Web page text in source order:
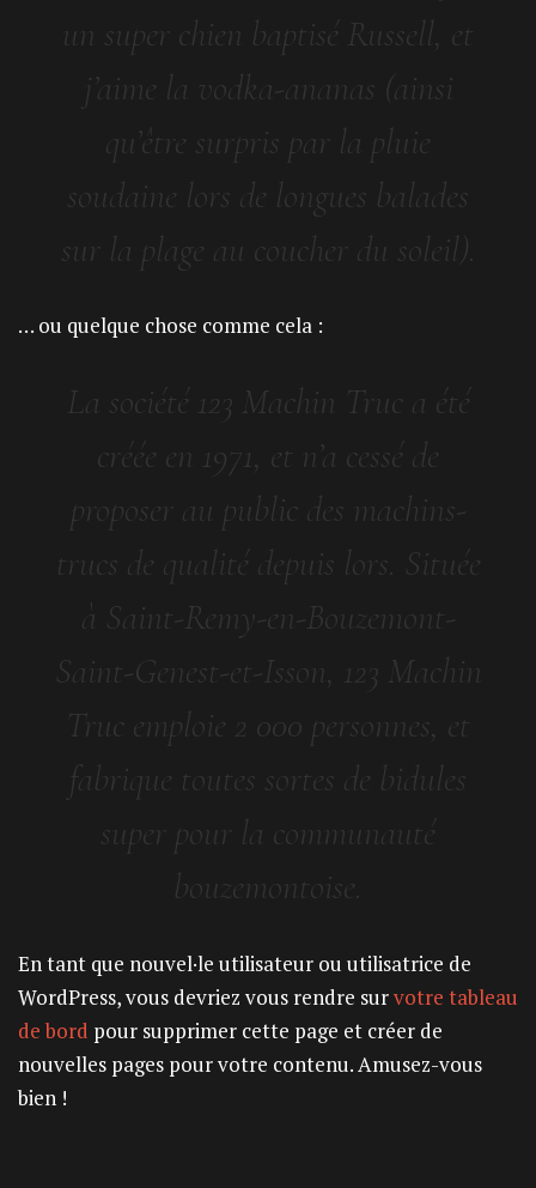
un super chien baptisé Russell, et
j’aime la vodka-ananas (ainsi
qu’être surpris par la pluie
soudaine lors de longues balades
sur la plage au coucher du soleil).
… ou quelque chose comme cela :
La société 123 Machin Truc a été
créée en 1971, et n’a cessé de
proposer au public des machins-
trucs de qualité depuis lors. Située
à Saint-Remy-en-Bouzemont-
Saint-Genest-et-Isson, 123 Machin
Truc emploie 2 000 personnes, et
fabrique toutes sortes de bidules
super pour la communauté
bouzemontoise.
En tant que nouvel·le utilisateur ou utilisatrice de
WordPress, vous devriez vous rendre survotre tableau
de bord pour supprimer cette page et créer de
nouvelles pages pour votre contenu. Amusez-vous
bien !